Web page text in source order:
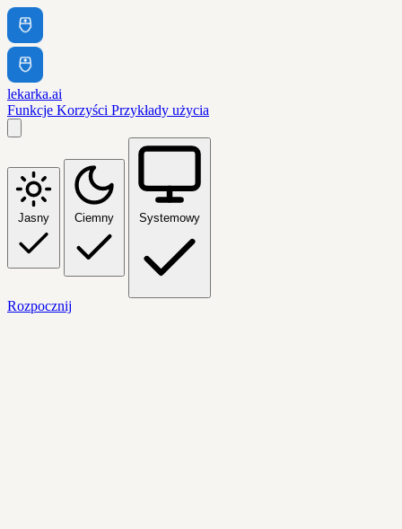
lekarka.ai
Funkcje Korzyści Przykłady użycia
Jasny Ciemny Systemowy
Rozpocznij